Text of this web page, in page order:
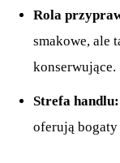
Rola
smakowe, ale
konserwujące.
Strefa handlu:
oferują